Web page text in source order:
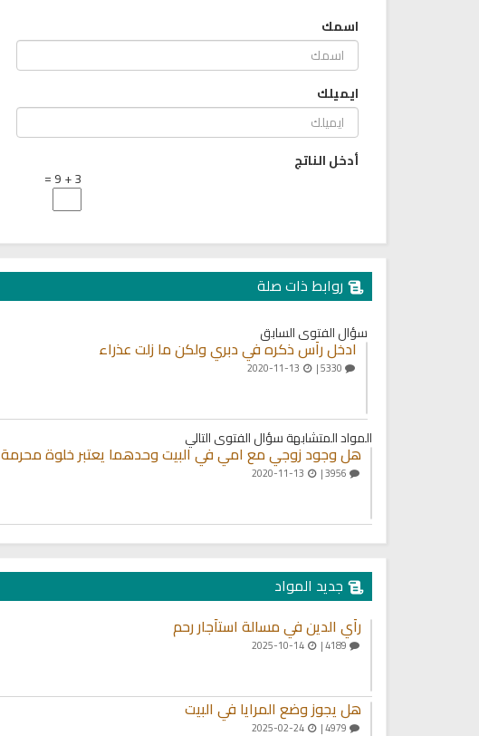
اسمك
ايميلك
أدخل الناتج
3 + 9 =
روابط ذات صلة
سؤال الفتوى السابق
ادخل رأس ذكره في دبري ولكن ما زلت عذراء
المواد المتشابهةسؤال الفتوى التالي
هل وجود زوجي مع امي في البيت وحدهما يعتبر خلوة محرمة
جديد المواد
رأي الدين في مسالة استأجار رحم
4189 |
2025-10-14
هل يجوز وضع المرايا في البيت
2025-02-24
كتب الأسرة والمرأة المسلمة
كتاب تربية الاولاد في الاسلام
تحميل كتب السيرة النبوية
السيرة النبوية للأطفال والناشئة